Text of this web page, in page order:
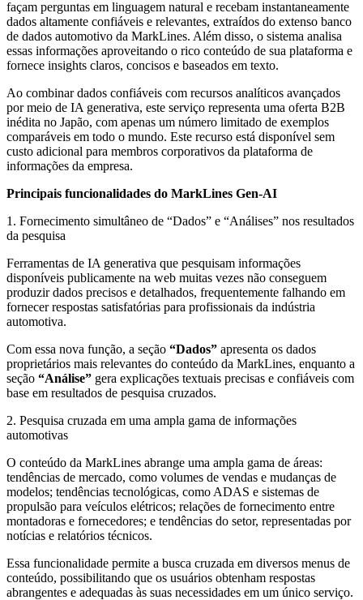
façam perguntas em linguagem natural e recebam instantaneamente
dados altamente confiáveis ​​e relevantes, extraídos do extenso banco
de dados automotivo da MarkLines. Além disso, o sistema analisa
essas informações aproveitando o rico conteúdo de sua plataforma e
fornece insights claros, concisos e baseados em texto.
Ao combinar dados confiáveis ​​com recursos analíticos avançados
por meio de IA generativa, este serviço representa uma oferta B2B
inédita no Japão, com apenas um número limitado de exemplos
comparáveis ​​em todo o mundo. Este recurso está disponível sem
custo adicional para membros corporativos da plataforma de
informações da empresa.
Principais funcionalidades do MarkLines Gen-AI
1. Fornecimento simultâneo de “Dados” e “Análises” nos resultados
da pesquisa
Ferramentas de IA generativa que pesquisam informações
disponíveis publicamente na web muitas vezes não conseguem
produzir dados precisos e detalhados, frequentemente falhando em
fornecer respostas satisfatórias para profissionais da indústria
automotiva.
Com essa nova função, a seção “Dados” apresenta os dados
proprietários mais relevantes do conteúdo da MarkLines, enquanto a
seção “Análise” gera explicações textuais precisas e confiáveis ​​com
base em resultados de pesquisa cruzados.
2. Pesquisa cruzada em uma ampla gama de informações
automotivas
O conteúdo da MarkLines abrange uma ampla gama de áreas:
tendências de mercado, como volumes de vendas e mudanças de
modelos; tendências tecnológicas, como ADAS e sistemas de
propulsão para veículos elétricos; relações de fornecimento entre
montadoras e fornecedores; e tendências do setor, representadas por
notícias e relatórios técnicos.
Essa funcionalidade permite a busca cruzada em diversos menus de
conteúdo, possibilitando que os usuários obtenham respostas
abrangentes e adequadas às suas necessidades em um único serviço.